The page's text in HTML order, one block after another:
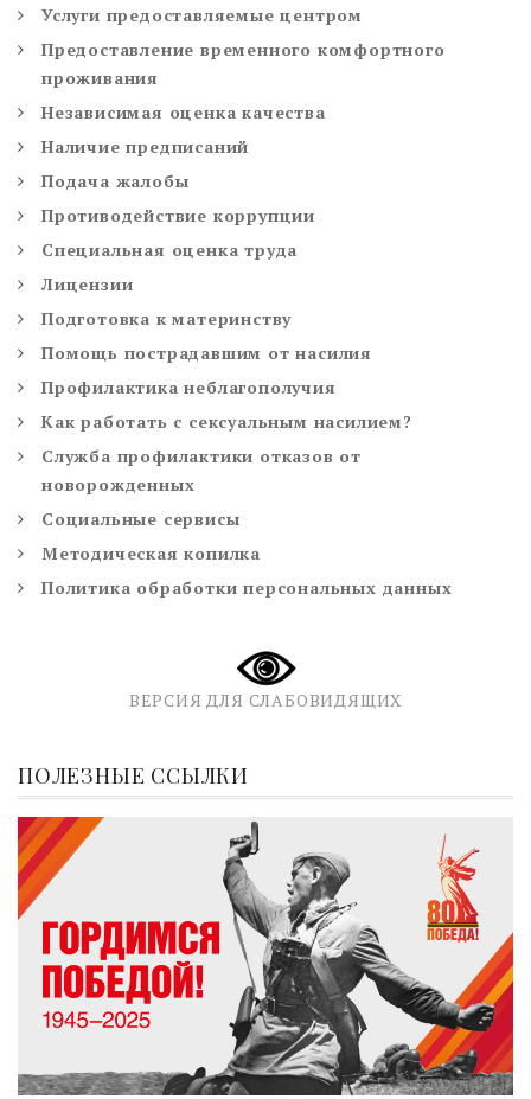
Услуги предоставляемые центром
Предоставление временного комфортного
проживания
Независимая оценка качества
Наличие предписаний
Подача жалобы
Противодействие коррупции
Специальная оценка труда
Лицензии
Подготовка к материнству
Помощь пострадавшим от насилия
Профилактика неблагополучия
Как работать с сексуальным насилием?
Служба профилактики отказов от
новорожденных
Социальные сервисы
Методическая копилка
Политика обработки персональных данных
ВЕРСИЯ ДЛЯ СЛАБОВИДЯЩИХ
ПОЛЕЗНЫЕ ССЫЛКИ